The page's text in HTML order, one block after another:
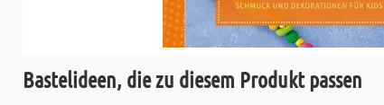
Bastelideen, die zu diesem Produkt passen